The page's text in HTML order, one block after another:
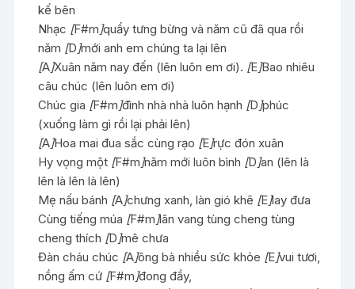
kế bên
Nhạc [F#m]quẩy tưng bừng và năm cũ đã qua rồi
năm [D]mới anh em chúng ta lại lên
[A]Xuân năm nay đến (lên luôn em ơi). [E]Bao nhiêu
câu chúc (lên luôn em ơi)
Chúc gia [F#m]đình nhà nhà luôn hạnh [D]phúc
(xuống làm gì rồi lại phải lên)
[A]Hoa mai đua sắc cùng rạo [E]rực đón xuân
Hy vọng một [F#m]năm mới luôn bình [D]an (lên là
lên là lên là lên)
Mẹ nấu bánh [A]chưng xanh, làn gió khẽ [E]lay đưa
Cùng tiếng múa [F#m]lân vang tùng cheng tùng
cheng thích [D]mê chưa
Đàn cháu chúc [A]ông bà nhiều sức khỏe [E]vui tươi,
nồng ấm cứ [F#m]đong đầy,